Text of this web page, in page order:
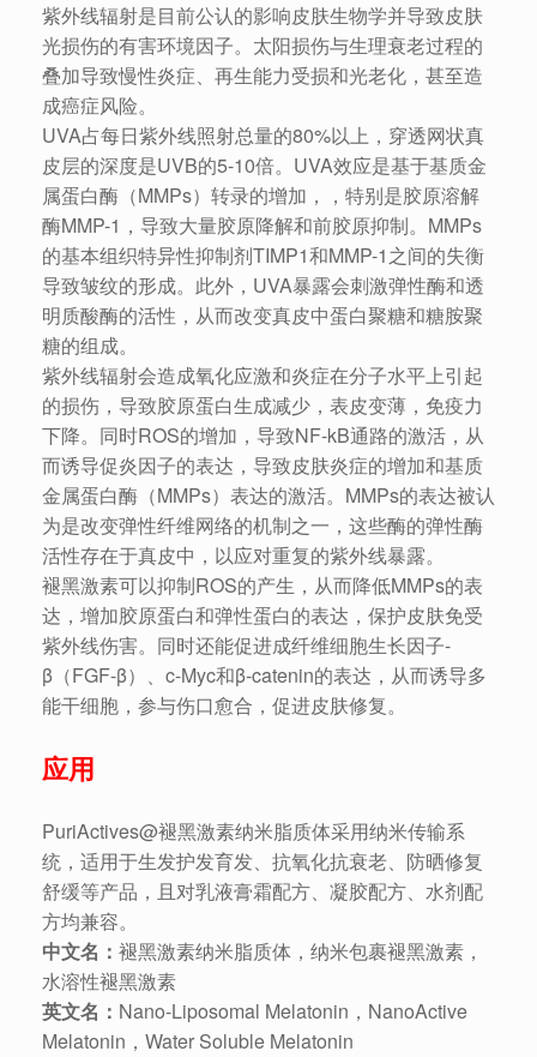
紫外线辐射是目前公认的影响皮肤生物学并导致皮肤
光损伤的有害环境因子。太阳损伤与生理衰老过程的
叠加导致慢性炎症、再生能力受损和光老化，甚至造
成癌症风险。
UVA占每日紫外线照射总量的80%以上，穿透网状真
皮层的深度是UVB的5-10倍。UVA效应是基于基质金
属蛋白酶（MMPs）转录的增加，，特别是胶原溶解
酶MMP-1，导致大量胶原降解和前胶原抑制。MMPs
的基本组织特异性抑制剂TIMP1和MMP-1之间的失衡
导致皱纹的形成。此外，UVA暴露会刺激弹性酶和透
明质酸酶的活性，从而改变真皮中蛋白聚糖和糖胺聚
糖的组成。
紫外线辐射会造成氧化应激和炎症在分子水平上引起
的损伤，导致胶原蛋白生成减少，表皮变薄，免疫力
下降。同时ROS的增加，导致NF-kB通路的激活，从
而诱导促炎因子的表达，导致皮肤炎症的增加和基质
金属蛋白酶（MMPs）表达的激活。MMPs的表达被认
为是改变弹性纤维网络的机制之一，这些酶的弹性酶
活性存在于真皮中，以应对重复的紫外线暴露。
褪黑激素可以抑制ROS的产生，从而降低MMPs的表
达，增加胶原蛋白和弹性蛋白的表达，保护皮肤免受
紫外线伤害。同时还能促进成纤维细胞生长因子-
β（FGF-β）、c-Myc和β-catenin的表达，从而诱导多
能干细胞，参与伤口愈合，促进皮肤修复。
应用
PuriActives@褪黑激素纳米脂质体采用纳米传输系
统，适用于生发护发育发、抗氧化抗衰老、防晒修复
舒缓等产品，且对乳液膏霜配方、凝胶配方、水剂配
方均兼容。
中文名： 褪黑激素纳米脂质体，纳米包裹褪黑激素，
水溶性褪黑激素
英文名： Nano-Liposomal Melatonin，NanoActive
Melatonin，Water Soluble Melatonin